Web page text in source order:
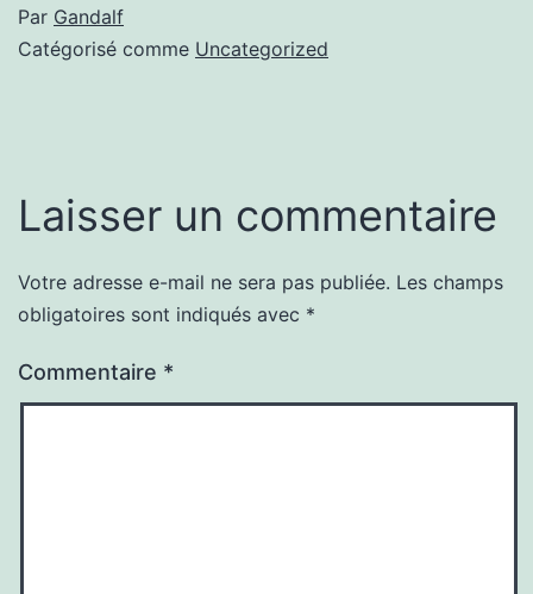
Par Gandalf
Catégorisé comme Uncategorized
Laisser un commentaire
Votre adresse e-mail ne sera pas publiée. Les champs
obligatoires sont indiqués avec *
Commentaire *